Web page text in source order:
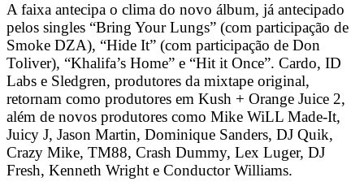
A faixa antecipa o clima do novo álbum, já antecipado
pelos singles “Bring Your Lungs” (com participação de
Smoke DZA), “Hide It” (com participação de Don
Toliver), “Khalifa’s Home” e “Hit it Once”. Cardo, ID
Labs e Sledgren, produtores da mixtape original,
retornam como produtores em Kush + Orange Juice 2,
além de novos produtores como Mike WiLL Made-It,
Juicy J, Jason Martin, Dominique Sanders, DJ Quik,
Crazy Mike, TM88, Crash Dummy, Lex Luger, DJ
Fresh, Kenneth Wright e Conductor Williams.